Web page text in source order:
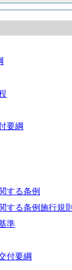
要綱
する条例
する条例施行規則
準
付要綱